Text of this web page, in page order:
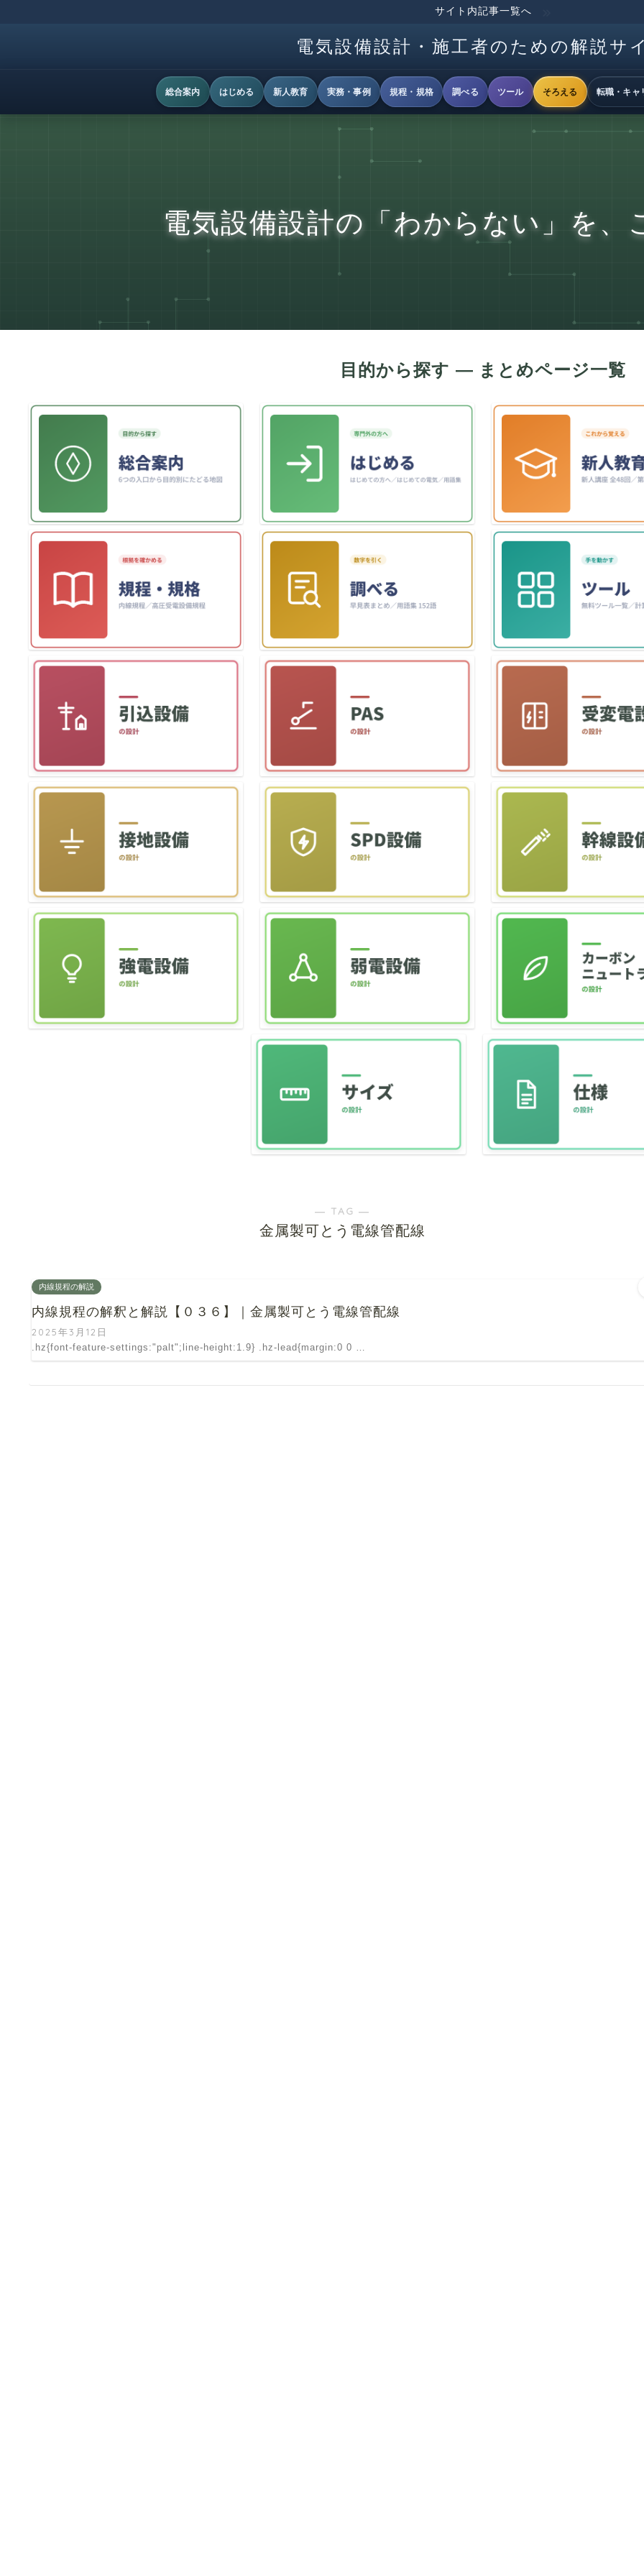
サイト内記事一覧へ
電気設備設計・施工者のための解説サ
総合案内 はじめる 新人教育 実務・事例 規程・規格 調べる ツール そろえる 転職・キャ
電気設備設計の「わからない」を、
― TAG ―
金属製可とう電線管配線
内線規程の解説
内線規程の解釈と解説【０３６】｜金属製可とう電線管配線
2025年3月12日
.hz{font-feature-settings:"palt";line-height:1.9} .hz-lead{margin:0 0 …